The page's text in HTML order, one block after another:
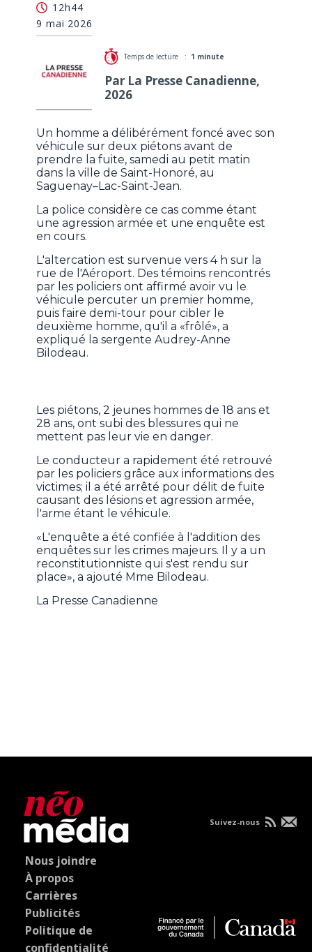
Saint-Honoré avant de prendre la fuite
12h44
9 mai 2026
Temps de lecture : 1 minute
Par La Presse Canadienne,
2026
Un homme a délibérément foncé avec son
véhicule sur deux piétons avant de
prendre la fuite, samedi au petit matin
dans la ville de Saint-Honoré, au
Saguenay–Lac-Saint-Jean.
La police considère ce cas comme étant
une agression armée et une enquête est
en cours.
L'altercation est survenue vers 4 h sur la
rue de l'Aéroport. Des témoins rencontrés
par les policiers ont affirmé avoir vu le
véhicule percuter un premier homme,
puis faire demi-tour pour cibler le
deuxième homme, qu'il a «frôlé», a
expliqué la sergente Audrey-Anne
Bilodeau.
Les piétons, 2 jeunes hommes de 18 ans et
28 ans, ont subi des blessures qui ne
mettent pas leur vie en danger.
Le conducteur a rapidement été retrouvé
par les policiers grâce aux informations des
victimes; il a été arrêté pour délit de fuite
causant des lésions et agression armée,
l'arme étant le véhicule.
«L'enquête a été confiée à l'addition des
enquêtes sur les crimes majeurs. Il y a un
reconstitutionniste qui s'est rendu sur
place», a ajouté Mme Bilodeau.
La Presse Canadienne
Nous joindre
À propos
Carrières
Publicités
Politique de
confidentialité
Suivez-nous